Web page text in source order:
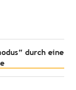
durch eine